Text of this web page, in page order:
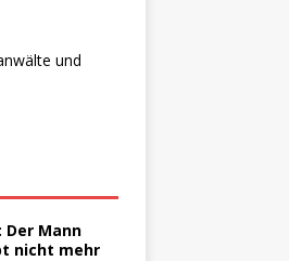
und
Der Mann
nicht mehr